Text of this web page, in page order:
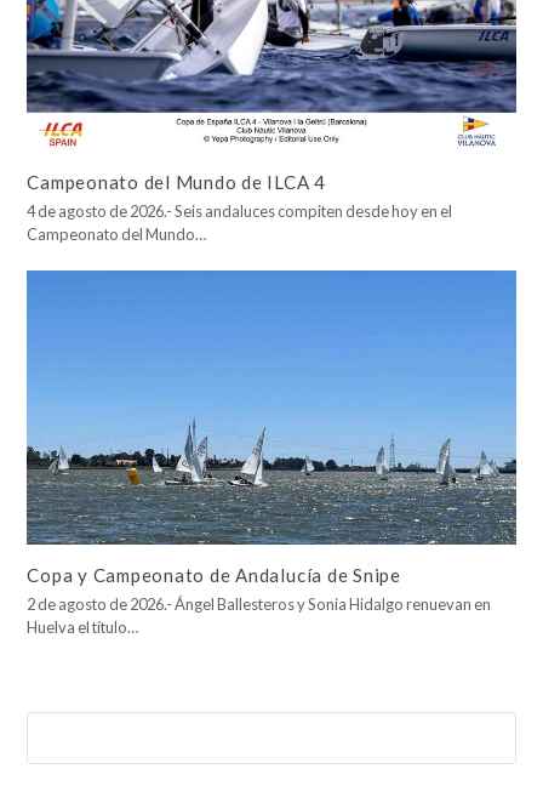
Campeonato del Mundo de ILCA 4
4 de agosto de 2026.- Seis andaluces compiten desde hoy en el
Campeonato del Mundo…
Copa y Campeonato de Andalucía de Snipe
2 de agosto de 2026.- Ángel Ballesteros y Sonia Hidalgo renuevan en
Huelva el título…